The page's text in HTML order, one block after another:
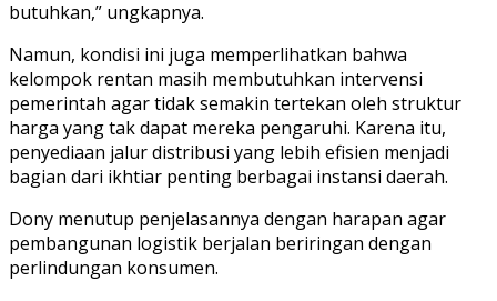
butuhkan,” ungkapnya.
Namun, kondisi ini juga memperlihatkan bahwa
kelompok rentan masih membutuhkan intervensi
pemerintah agar tidak semakin tertekan oleh struktur
harga yang tak dapat mereka pengaruhi. Karena itu,
penyediaan jalur distribusi yang lebih efisien menjadi
bagian dari ikhtiar penting berbagai instansi daerah.
Dony menutup penjelasannya dengan harapan agar
pembangunan logistik berjalan beriringan dengan
perlindungan konsumen.